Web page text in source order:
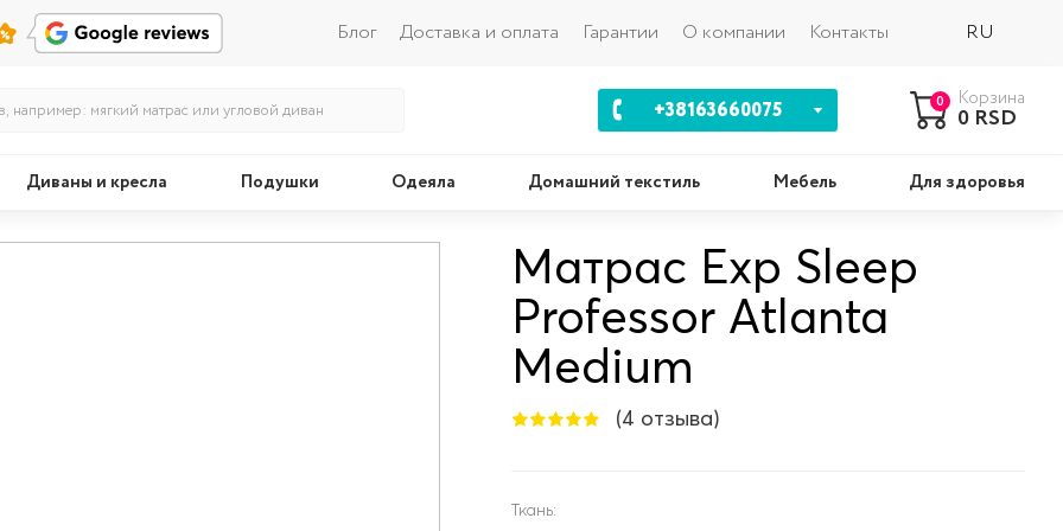
Блог Доставка и оплата Гарантии О компании Контакты RU
+38163660075 0 Корзина
0 RSD
Диваны и кресла Подушки Одеяла Домашний текстиль Мебель Для здоровья
Назад
Подушки
Матрас Exp Sleep
Professor Atlanta
Medium
(4 отзыва)
Ткань: